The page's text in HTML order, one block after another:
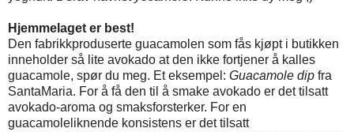
Hjemmelaget er best!
Den fabrikkproduserte guacamolen som fås kjøpt i butikken
inneholder så lite avokado at den ikke fortjener å kalles
guacamole, spør du meg. Et eksempel: Guacamole dip fra
SantaMaria. For å få den til å smake avokado er det tilsatt
avokado-aroma og smaksforsterker. For en
guacamoleliknende konsistens er det tilsatt